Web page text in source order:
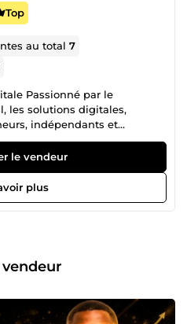
Top
au total7
Passionné par le
les solutions digitales,
indépendants et
de leurs projets avec sérieux
je mets mes
clients pour les aider à
certaines tâches,
ou créer des
fiable et de qualité.
faire gagner du temps, vous
la réactivité et la
me contacter avant de
le vendeur
plus